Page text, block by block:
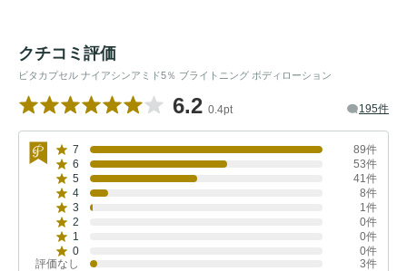
クチコミ評価
ビタカプセル ナイアシンアミド5％ ブライトニング ボディローション
6.2 0.4pt 195件
7
89件
6
53件
5
41件
4
8件
3
1件
2
0件
1
0件
0
0件
評価なし
3件